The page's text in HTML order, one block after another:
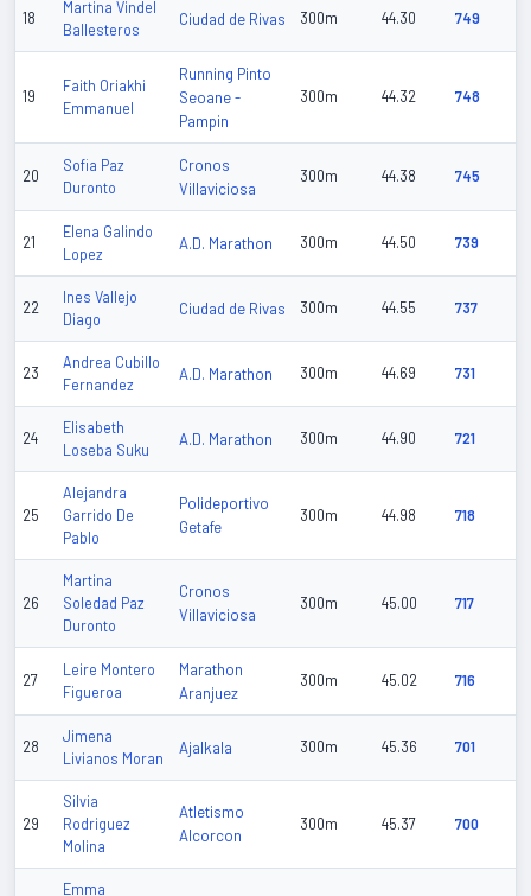
18
Martina Vindel
Ballesteros
Ciudad de Rivas 300m 44.30 749
19
Faith Oriakhi
Emmanuel
Running Pinto
Seoane -
Pampin
300m 44.32 748
20
Sofia Paz
Duronto
Cronos
Villaviciosa
300m 44.38 745
21
Elena Galindo
Lopez
A.D. Marathon 300m 44.50 739
22
Ines Vallejo
Diago
Ciudad de Rivas 300m 44.55 737
23
Andrea Cubillo
Fernandez
A.D. Marathon 300m 44.69 731
24
Elisabeth
Loseba Suku
A.D. Marathon 300m 44.90 721
25
Alejandra
Garrido De
Pablo
Polideportivo
Getafe
300m 44.98 718
26
Martina
Soledad Paz
Duronto
Cronos
Villaviciosa
300m 45.00 717
27
Leire Montero
Figueroa
Marathon
Aranjuez
300m 45.02 716
28
Jimena
Livianos Moran
Ajalkala 300m 45.36 701
29
Silvia
Rodriguez
Molina
Atletismo
Alcorcon
300m 45.37 700
Emma